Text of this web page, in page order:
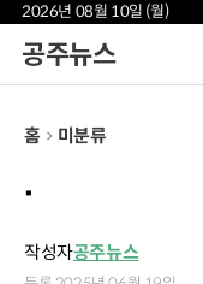
2026년 08월 10일 (월)
공주뉴스
홈 미분류
.
작성자공주뉴스